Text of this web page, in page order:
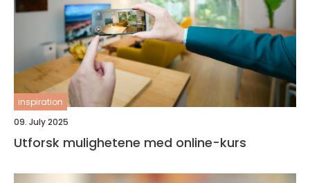
inspiration
09. July 2025
Utforsk mulighetene med online-kurs